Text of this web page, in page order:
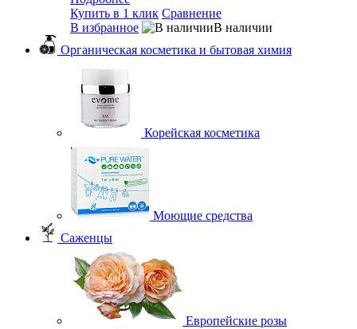
Купить в 1 клик Сравнение
В избранное
В наличии
Органическая косметика и бытовая химия
Корейская косметика
Моющие средства
Саженцы
Европейские розы